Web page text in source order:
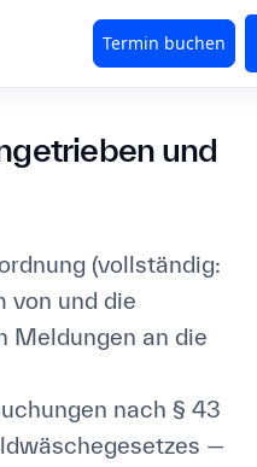
und
(vollständig:
von und die
Meldungen an die
nach § 43
—